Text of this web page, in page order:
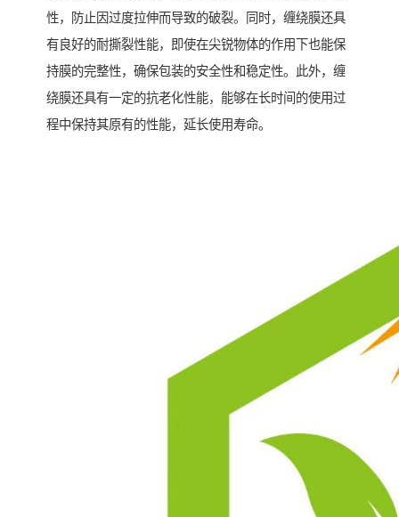
性，防止因过度拉伸而导致的破裂。同时，缠绕膜还具
有良好的耐撕裂性能，即使在尖锐物体的作用下也能保
持膜的完整性，确保包装的安全性和稳定性。此外，缠
绕膜还具有一定的抗老化性能，能够在长时间的使用过
程中保持其原有的性能，延长使用寿命。